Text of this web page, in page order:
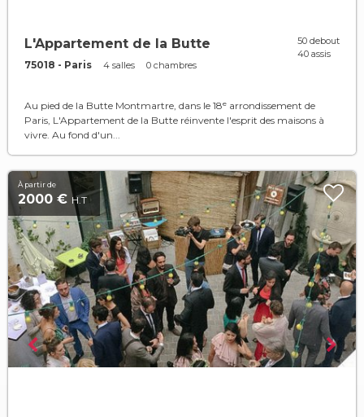
L'Appartement de la Butte
75018 - Paris 4 salles 0 chambres
50 debout
40 assis
Au pied de la Butte Montmartre, dans le 18ᵉ arrondissement de
Paris, L'Appartement de la Butte réinvente l'esprit des maisons à
vivre. Au fond d'un...
À partir de
2000 € H.T